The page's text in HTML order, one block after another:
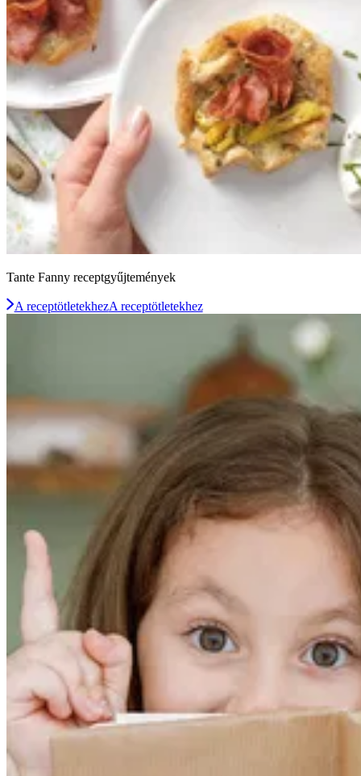
Tante Fanny receptgyűjtemények
A receptötletekhezA receptötletekhez